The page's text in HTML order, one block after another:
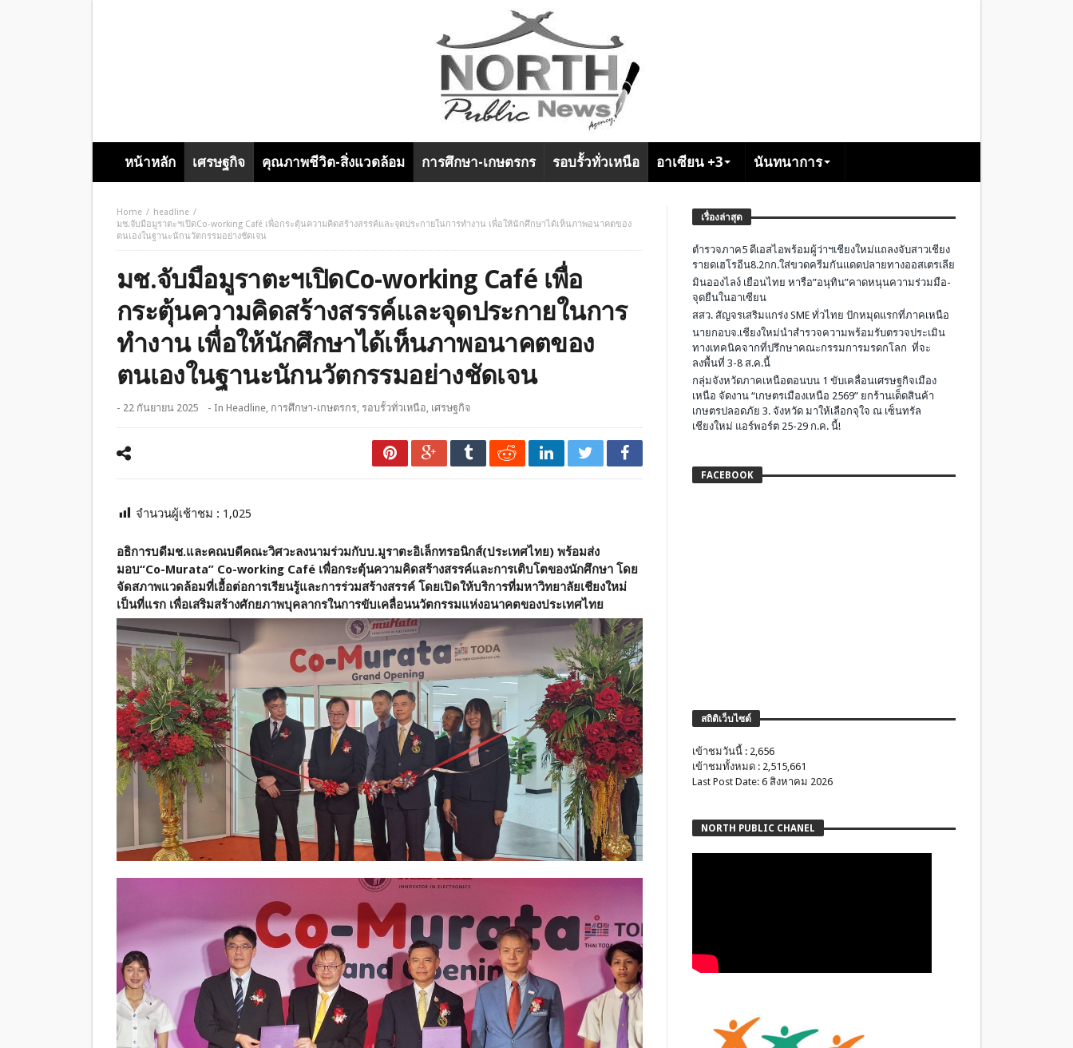
หน้าหลัก เศรษฐกิจ คุณภาพชีวิต-สิ่งแวดล้อม การศึกษา-เกษตรกร รอบรั้วทั่วเหนือ อาเซียน +3 นันทนาการ
Home
headline
มช.จับมือมูราตะฯเปิดCo-working Café เพื่อกระตุ้นความคิดสร้างสรรค์และจุดประกายในการทำงาน เพื่อให้นักศึกษาได้เห็นภาพอนาคตของ
ตนเองในฐานะนักนวัตกรรมอย่างชัดเจน
มช.จับมือมูราตะฯเปิดCo-working Café เพื่อ
กระตุ้นความคิดสร้างสรรค์และจุดประกายในการ
ทำงาน เพื่อให้นักศึกษาได้เห็นภาพอนาคตของ
ตนเองในฐานะนักนวัตกรรมอย่างชัดเจน
- 22 กันยายน 2025 - In Headline, การศึกษา-เกษตรกร, รอบรั้วทั่วเหนือ, เศรษฐกิจ
จำนวนผู้เช้าชม : 1,025
อธิการบดีมช.และคณบดีคณะวิศวะลงนามร่วมกับบ.มูราตะอิเล็กทรอนิกส์(ประเทศไทย) พร้อมส่ง
มอบ“Co-Murata” Co-working Café เพื่อกระตุ้นความคิดสร้างสรรค์และการเติบโตของนักศึกษา โดย
จัดสภาพแวดล้อมที่เอื้อต่อการเรียนรู้และการร่วมสร้างสรรค์ โดยเปิดให้บริการที่มหาวิทยาลัยเชียงใหม่
เป็นที่แรก เพื่อเสริมสร้างศักยภาพบุคลากรในการขับเคลื่อนนวัตกรรมแห่งอนาคตของประเทศไทย
เรื่องล่าสุด
ตำรวจภาค5 ดีเอสไอพร้อมผู้ว่าฯเชียงใหม่แถลงจับสาวเชียง
รายดเฮโรอีน8.2กก.ใส่ขวดครีมกันแดดปลายทางออสเตรเลีย
มินอองไลง์ เยือนไทย หารือ”อนุทิน”คาดหนุนความร่วมมือ-
จุดยืนในอาเซียน
สสว. สัญจรเสริมแกร่ง SME ทั่วไทย ปักหมุดแรกที่ภาคเหนือ
นายกอบจ.เชียงใหม่นำสำรวจความพร้อมรับตรวจประเมิน
ทางเทคนิคจากที่ปรึกษาคณะกรรมการมรดกโลก ที่จะ
ลงพื้นที่ 3-8 ส.ค.นี้
กลุ่มจังหวัดภาคเหนือตอนบน 1 ขับเคลื่อนเศรษฐกิจเมือง
เหนือ จัดงาน “เกษตรเมืองเหนือ 2569” ยกร้านเด็ดสินค้า
เกษตรปลอดภัย 3. จังหวัด มาให้เลือกจุใจ ณ เซ็นทรัล
เชียงใหม่ แอร์พอร์ต 25-29 ก.ค. นี้!
FACEBOOK
สถิติเว็บไซต์
เข้าชมวันนี้ : 2,656
เข้าชมทั้งหมด : 2,515,661
Last Post Date: 6 สิงหาคม 2026
NORTH PUBLIC CHANEL